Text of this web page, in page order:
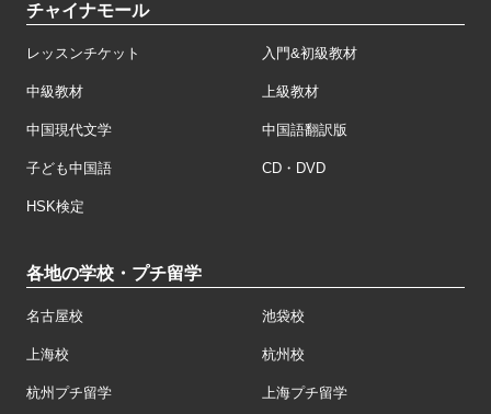
チャイナモール
レッスンチケット 入門&初級教材
中級教材 上級教材
中国現代文学 中国語翻訳版
子ども中国語 CD・DVD
HSK検定
各地の学校・プチ留学
名古屋校 池袋校
上海校 杭州校
杭州プチ留学 上海プチ留学